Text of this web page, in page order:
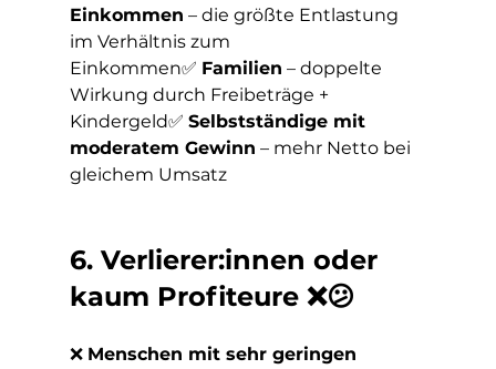
Einkommen – die größte Entlastung
im Verhältnis zum
Einkommen✅ Familien – doppelte
Wirkung durch Freibeträge +
Kindergeld✅ Selbstständige mit
moderatem Gewinn – mehr Netto bei
gleichem Umsatz
6. Verlierer:innen oder
kaum Profiteure ❌😕
❌ Menschen mit sehr geringen